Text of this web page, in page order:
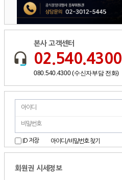
본사 고객센터
02.540.4300
080.540.4300 (수신자부담 전화)
ID 저장 아이디/비밀번호 찾기
회원권 시세정보